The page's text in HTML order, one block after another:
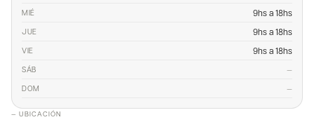
MIÉ 9hs a 18hs
JUE 9hs a 18hs
VIE 9hs a 18hs
SÁB —
DOM —
— UBICACIÓN